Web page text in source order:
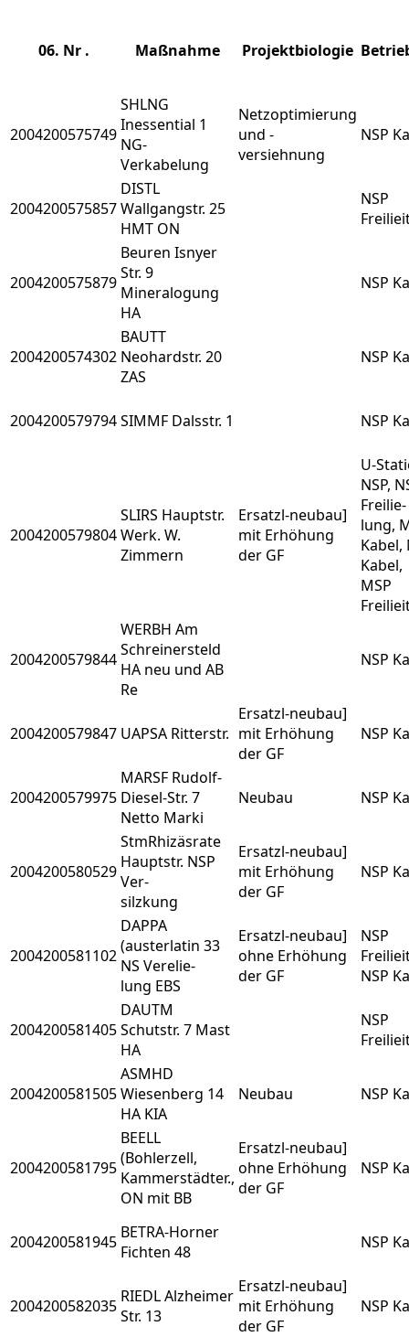
06. Nr . Maßnahme Projektbiologie
2004200575749
SHLNG
Inessential 1
NG-
Verkabelung
Netzoptimierung
und -
versiehnung
NSP
2004200575857
DISTL
Wallgangstr. 25
HMT ON
NSP
2004200575879
Beuren Isnyer
Str. 9
Mineralogung
HA
NSP
2004200574302
BAUTT
Neohardstr. 20
ZAS
NSP
2004200579794SIMMF Dalsstr. 1 NSP
2004200579804
SLIRS Hauptstr.
Werk. W.
Zimmern
Ersatzl-neubau]
mit Erhöhung
der GF
U-
NSP,
Freilie-
lung,
Kabel,
Kabel,
MSP
2004200579844
WERBH Am
Schreinersteld
HA neu und AB
Re
NSP
2004200579847 UAPSA Ritterstr.
Ersatzl-neubau]
mit Erhöhung
der GF
NSP
2004200579975
MARSF Rudolf-
Diesel-Str. 7
Netto Marki
Neubau NSP
2004200580529
StmRhizäsrate
Hauptstr. NSP
Ver-
silzkung
Ersatzl-neubau]
mit Erhöhung
der GF
NSP
2004200581102
DAPPA
(austerlatin 33
NS Verelie-
lung EBS
Ersatzl-neubau]
ohne Erhöhung
der GF
NSP
NSP
2004200581405
DAUTM
Schutstr. 7 Mast
HA
NSP
2004200581505
ASMHD
Wiesenberg 14
HA KIA
Neubau NSP
2004200581795
BEELL
(Bohlerzell,
Kammerstädter.,
ON mit BB
Ersatzl-neubau]
ohne Erhöhung
der GF
NSP
2004200581945 BETRA-Horner
Fichten 48
NSP
2004200582035 RIEDL Alzheimer
Str. 13
Ersatzl-neubau]
mit Erhöhung
der GF
NSP